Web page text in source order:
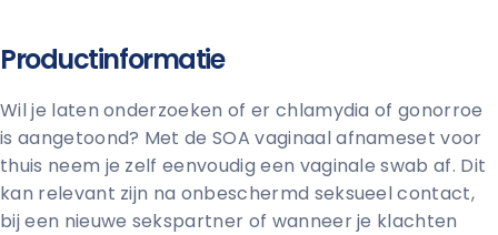
Productinformatie
Wil je laten onderzoeken of er chlamydia of gonorroe
is aangetoond? Met de SOA vaginaal afnameset voor
thuis neem je zelf eenvoudig een vaginale swab af. Dit
kan relevant zijn na onbeschermd seksueel contact,
bij een nieuwe sekspartner of wanneer je klachten